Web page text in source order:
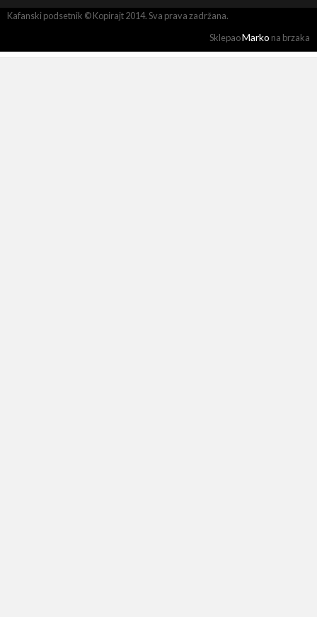
Kafanski podsetnik © Kopirajt 2014. Sva prava zadržana.
SklepaoMarko na brzaka